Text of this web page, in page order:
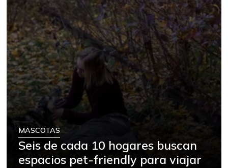
MASCOTAS
Seis de cada 10 hogares buscan
espacios pet-friendly para viajar